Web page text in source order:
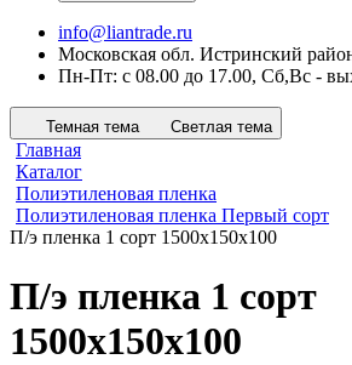
info@liantrade.ru
Московская обл. Истринский
Пн-Пт: c 08.00 до 17.00, Cб,Вс -
Темная тема Светлая тема
Главная
Каталог
Полиэтиленовая пленка
Полиэтиленовая пленка Первый сорт
П/э пленка 1 сорт 1500х150х100
П/э пленка 1 сорт
1500х150х100